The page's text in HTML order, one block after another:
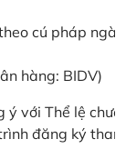
cú pháp
hàng: BIDV)
ý với Thể lệ
đăng ký